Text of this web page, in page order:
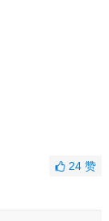
24赞